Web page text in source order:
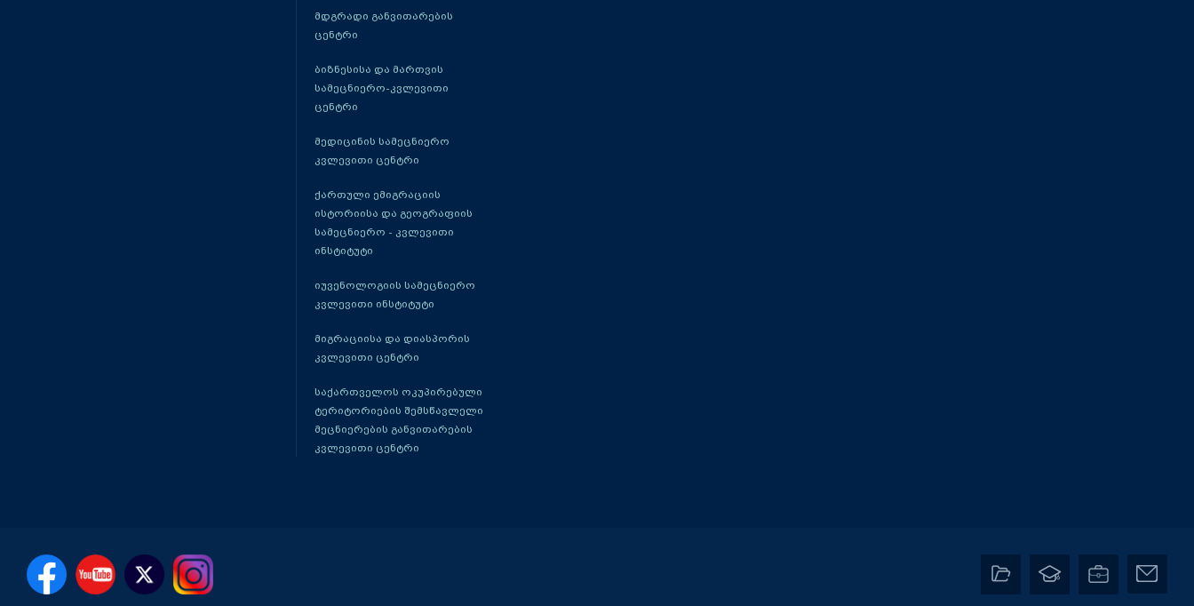
მდგრადი განვითარების
ცენტრი
ბიზნესისა და მართვის
სამეცნიერო-კვლევითი
ცენტრი
მედიცინის სამეცნიერო
კვლევითი ცენტრი
ქართული ემიგრაციის
ისტორიისა და გეოგრაფიის
სამეცნიერო - კვლევითი
ინსტიტუტი
იუვენოლოგიის სამეცნიერო
კვლევითი ინსტიტუტი
მიგრაციისა და დიასპორის
კვლევითი ცენტრი
საქართველოს ოკუპირებული
ტერიტორიების შემსწავლელი
მეცნიერების განვითარების
კვლევითი ცენტრი